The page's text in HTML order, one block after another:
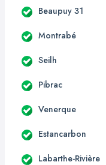
Beaupuy 31
Montrabé
Seilh
Pibrac
Venerque
Estancarbon
Labarthe-Rivière